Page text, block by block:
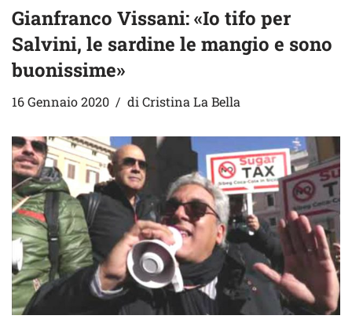
Gianfranco Vissani: «Io tifo per
Salvini, le sardine le mangio e sono
buonissime»
16 Gennaio 2020 di Cristina La Bella